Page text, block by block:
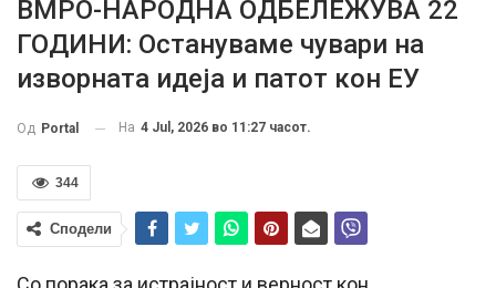
ВМРО-НАРОДНА ОДБЕЛЕЖУВА 22
ГОДИНИ: Остануваме чувари на
изворната идеја и патот кон ЕУ
Од Portal На 4 Jul, 2026 во 11:27 часот.
344
Сподели